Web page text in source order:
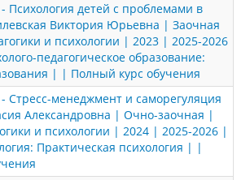
Психология детей с проблемами в
Виктория Юрьевна | Заочная
и психологии | 2023 | 2025-2026
педагогическое образование:
| | Полный курс обучения
Стресс-менеджмент и саморегуляция
Александровна | Очно-заочная |
и психологии | 2024 | 2025-2026 |
Практическая психология | |